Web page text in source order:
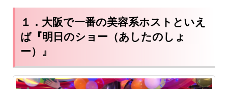
１．大阪で一番の美容系ホストといえ
ば『明日のショー（あしたのしょ
ー）』